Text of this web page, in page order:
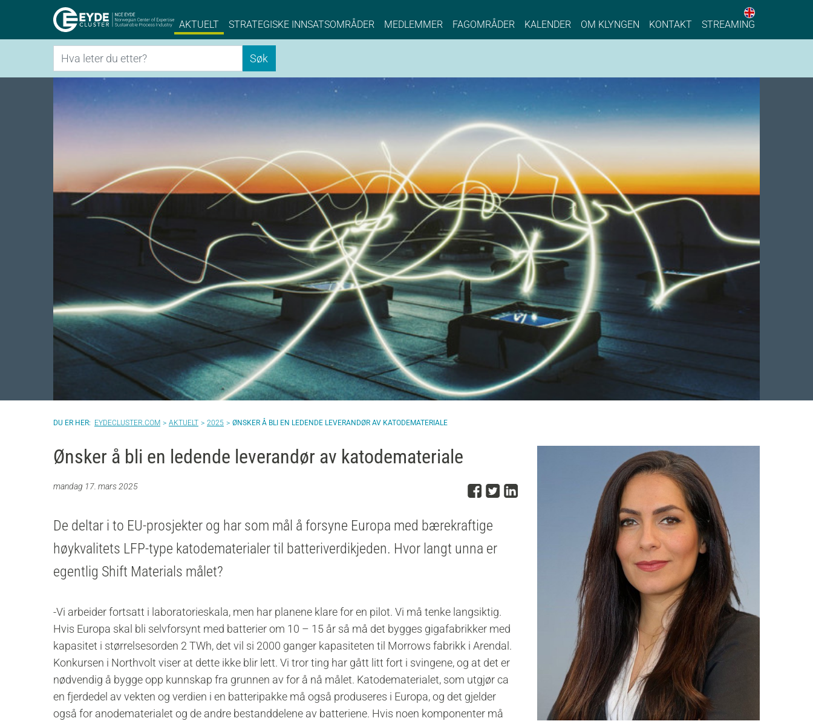
Eyde-Cluster | NCE EYDE, Norwegian Center of Expertise, Sustainable Process Industry
AKTUELT STRATEGISKE INNSATSOMRÅDER MEDLEMMER FAGOMRÅDER KALENDER OM KLYNGEN KONTAKT STREAMING
English
Søk Søk
EYDECLUSTER.COM AKTUELT 2025 ØNSKER Å BLI EN LEDENDE LEVERANDØR AV KATODEMATERIALE
Ønsker å bli en ledende leverandør av katodemateriale
mandag 17. mars 2025 Del på Facebook
Del på Twitter
Del på LinkedIn
De deltar i to EU-prosjekter og har som mål å forsyne Europa med bærekraftige
høykvalitets LFP-type katodematerialer til batteriverdikjeden. Hvor langt unna er
egentlig Shift Materials målet?
-Vi arbeider fortsatt i laboratorieskala, men har planene klare for en pilot. Vi må tenke langsiktig.
Hvis Europa skal bli selvforsynt med batterier om 10 – 15 år så må det bygges gigafabrikker med
kapasitet i størrelsesorden 2 TWh, det vil si 2000 ganger kapasiteten til Morrows fabrikk i Arendal.
Konkursen i Northvolt viser at dette ikke blir lett. Vi tror ting har gått litt fort i svingene, og at det er
nødvendig å bygge opp kunnskap fra grunnen av for å nå målet. Katodematerialet, som utgjør ca
en fjerdedel av vekten og verdien i en batteripakke må også produseres i Europa, og det gjelder
også for anodematerialet og de andre bestanddelene av batteriene. Hvis noen komponenter må